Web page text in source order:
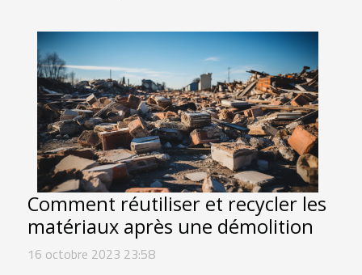
Comment réutiliser et recycler les
matériaux après une démolition
16 octobre 2023 23:58